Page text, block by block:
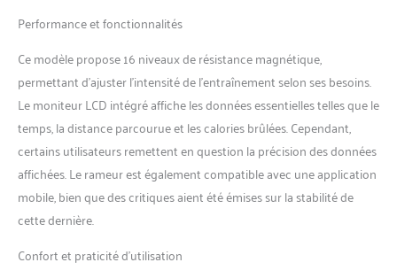
votre rameur YPOO avec des
applications telles que
Kinomap et YPOOFIT. Ces
technologies intelligentes
offrent des possibilités
d'entraînement interactives
directement à votre
domicile. Suivez vos progrès
en temps réel, participez à
des courses virtuelles et
Performance et fonctionnalités
Ce modèle propose 16 niveaux de résistance magnétique,
permettant d’ajuster l’intensité de l’entraînement selon ses besoins.
Le moniteur LCD intégré affiche les données essentielles telles que le
temps, la distance parcourue et les calories brûlées. Cependant,
certains utilisateurs remettent en question la précision des données
affichées. Le rameur est également compatible avec une application
mobile, bien que des critiques aient été émises sur la stabilité de
cette dernière.
Confort et praticité d’utilisation